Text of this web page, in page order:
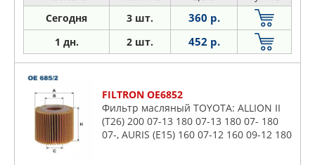
Сегодня 3 шт. 360 р.
1 дн. 2 шт. 452 р.
FILTRON OE6852
Фильтр масляный TOYOTA: ALLION II
(T26) 200 07-13 180 07-13 180 07- 180
07-, AURIS (E15) 160 07-12 160 09-12 180